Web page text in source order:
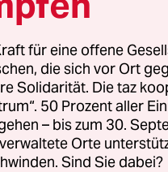
für eine offene
die sich vor Ort
Solidarität. Die taz
50 Prozent aller
– bis zum 30.
Orte
Sind Sie dabei?